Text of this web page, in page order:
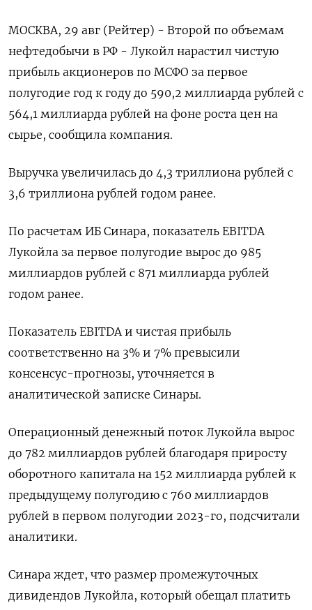
МОСКВА, 29 авг (Рейтер) - Второй по объемам
нефтедобычи в РФ - Лукойл нарастил чистую
прибыль акционеров по МСФО за первое
полугодие год к году до 590,2 миллиарда рублей с
564,1 миллиарда рублей на фоне роста цен на
сырье, сообщила компания.
Выручка увеличилась до 4,3 триллиона рублей с
3,6 триллиона рублей годом ранее.
По расчетам ИБ Синара, показатель EBITDA
Лукойла за первое полугодие вырос до 985
миллиардов рублей с 871 миллиарда рублей
годом ранее.
Показатель EBITDA и чистая прибыль
соответственно на 3% и 7% превысили
консенсус-прогнозы, уточняется в
аналитической записке Синары.
Операционный денежный поток Лукойла вырос
до 782 миллиардов рублей благодаря приросту
оборотного капитала на 152 миллиарда рублей к
предыдущему полугодию с 760 миллиардов
рублей в первом полугодии 2023-го, подсчитали
аналитики.
Синара ждет, что размер промежуточных
дивидендов Лукойла, который обещал платить